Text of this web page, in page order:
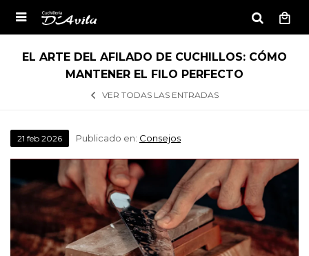

EL ARTE DEL AFILADO DE CUCHILLOS: CÓMO
MANTENER EL FILO PERFECTO
VER TODAS LAS ENTRADAS
21 feb 2026 Publicado en: Consejos